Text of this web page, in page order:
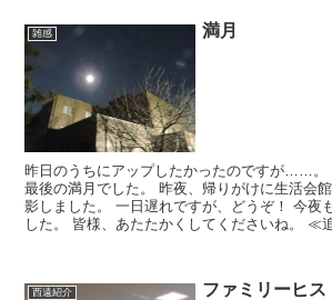
雑感 満月
昨日のうちにアップしたかったのですが……。
最後の満月でした。 昨夜、帰りがけに生活会
影しました。 一日遅れですが、どうぞ！ 今夜
した。 皆様、あたたかくしてくださいね。 ≪
西遠紹介 ファミリーヒス